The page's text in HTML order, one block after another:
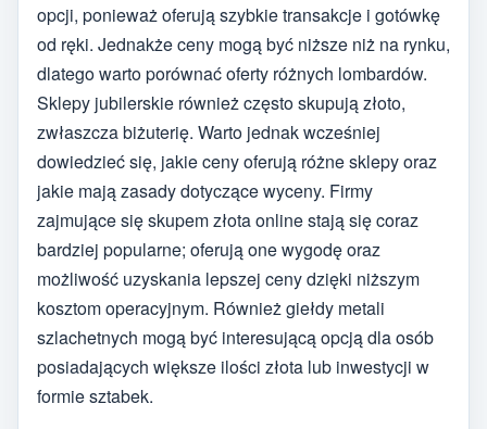
opcji, ponieważ oferują szybkie transakcje i gotówkę
od ręki. Jednakże ceny mogą być niższe niż na rynku,
dlatego warto porównać oferty różnych lombardów.
Sklepy jubilerskie również często skupują złoto,
zwłaszcza biżuterię. Warto jednak wcześniej
dowiedzieć się, jakie ceny oferują różne sklepy oraz
jakie mają zasady dotyczące wyceny. Firmy
zajmujące się skupem złota online stają się coraz
bardziej popularne; oferują one wygodę oraz
możliwość uzyskania lepszej ceny dzięki niższym
kosztom operacyjnym. Również giełdy metali
szlachetnych mogą być interesującą opcją dla osób
posiadających większe ilości złota lub inwestycji w
formie sztabek.